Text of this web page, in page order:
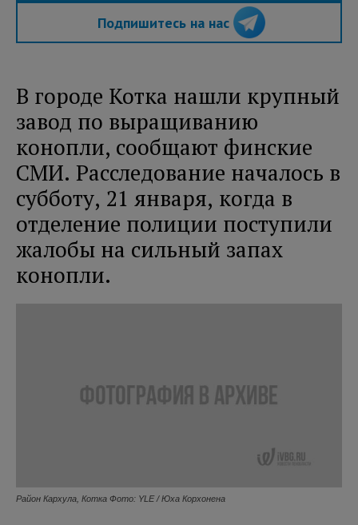
Подпишитесь на нас
В городе Котка нашли крупный
завод по выращиванию
конопли, сообщают финские
СМИ. Расследование началось в
субботу, 21 января, когда в
отделение полиции поступили
жалобы на сильный запах
конопли.
Район Кархула, Котка Фото: YLE / Юха Корхонена